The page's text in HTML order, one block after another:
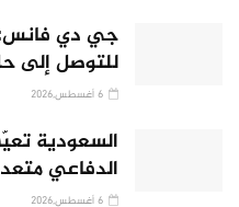
جي دي فانس:
للتوصل إلى
السعودية
الدفاعي